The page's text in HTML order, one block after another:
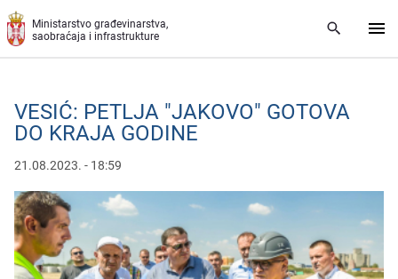
Preskoči na glavni deo sadržaja
Ministarstvo građevinarstva,
saobraćaja i infrastrukture
VESIĆ: PETLJA "JAKOVO" GOTOVA
DO KRAJA GODINE
21.08.2023. - 18:59